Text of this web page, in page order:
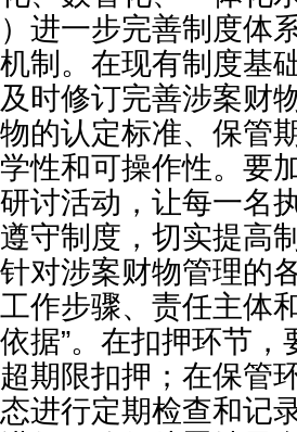
）进一步完善制度体
制。在现有制度基
时修订完善涉案财
的认定标准、保管
性和可操作性。要
讨活动，让每一名
守制度，切实提高
对涉案财物管理的
作步骤、责任主体
据”。在扣押环节
期限扣押；在保管
进行定期检查和记